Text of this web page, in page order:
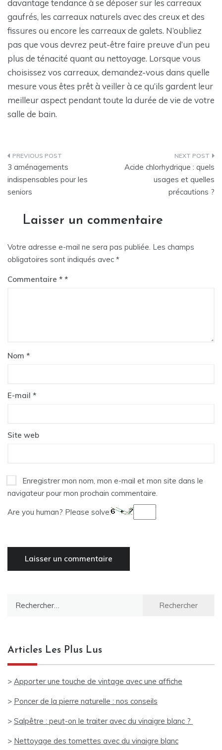
davantage tendance à se déposer sur les carreaux
gaufrés, les carreaux naturels avec des creux et des
fissures ou encore les carreaux de galets. N’oubliez
pas que vous devrez peut-être faire preuve d’un peu
plus de ténacité quant au nettoyage. Lorsque vous
choisissez vos carreaux, demandez-vous dans quelle
mesure vous êtes prêt à veiller à ce qu’ils gardent leur
meilleur aspect pendant toute la durée de vie de votre
salle de bain.
Navigation
de
l’article
3 aménagements
indispensables pour les
seniors
Acide chlorhydrique : quels
usages et quelles
précautions ?
Laisser un commentaire
Votre adresse e-mail ne sera pas publiée. Les champs
obligatoires sont indiqués avec *
Commentaire *
Nom *
E-mail *
Site web
Enregistrer mon nom, mon e-mail et mon site dans le
navigateur pour mon prochain commentaire.
Are you human? Please solve:
Articles Les Plus Lus
> Apporter une touche de vintage avec une affiche
> Poncer de la pierre naturelle : nos conseils
> Salpêtre : peut-on le traiter avec du vinaigre blanc ?
> Nettoyage des tomettes avec du vinaigre blanc